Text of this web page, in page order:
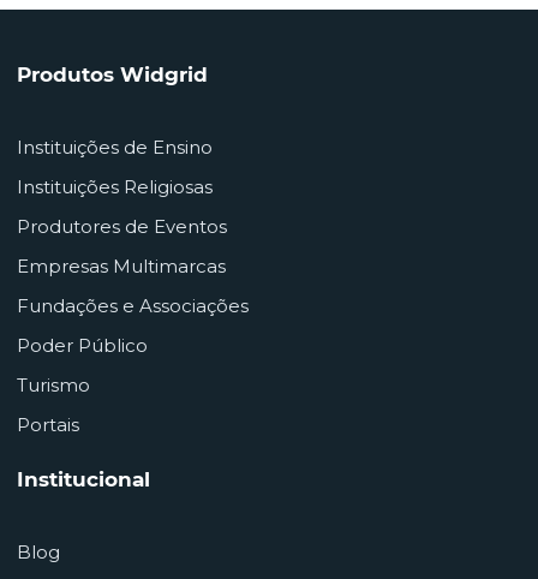
Produtos Widgrid
Instituições de Ensino
Instituições Religiosas
Produtores de Eventos
Empresas Multimarcas
Fundações e Associações
Poder Público
Turismo
Portais
Institucional
Blog